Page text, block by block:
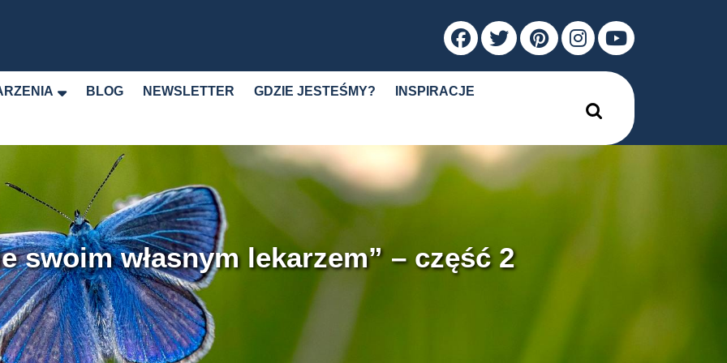
FacebookTwitter PinterestInstagram
BLOG NEWSLETTER GDZIE JESTEŚMY? INSPIRACJE
Search
swoim własnym lekarzem” – część 2